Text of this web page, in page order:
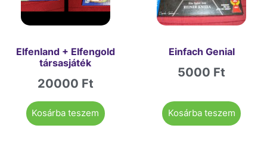
Elfenland + Elfengold
társasjáték
20000 Ft
Kosárba teszem
Einfach Genial
5000 Ft
Kosárba teszem